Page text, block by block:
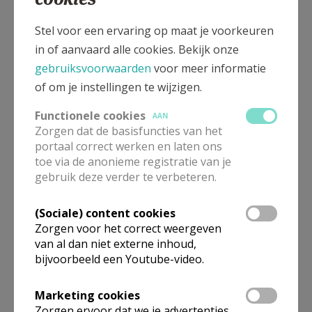
07/10
04/11
18.00
02/12
06/01
18.00 Eucharistie
03/03
18.00 Eucharistie
07/04
Stel voor een ervaring op maat je voorkeuren
in of aanvaard alle cookies. Bekijk onze
gebruiksvoorwaarden voor meer informatie
of om je instellingen te wijzigen.
Functionele cookies
AAN
Zorgen dat de basisfuncties van het
portaal correct werken en laten ons
toe via de anonieme registratie van je
gebruik deze verder te verbeteren.
(Sociale) content cookies
Zorgen voor het correct weergeven
van al dan niet externe inhoud,
bijvoorbeeld een Youtube-video.
Marketing cookies